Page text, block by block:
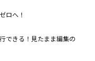
ロへ！
できる！見たまま編集の